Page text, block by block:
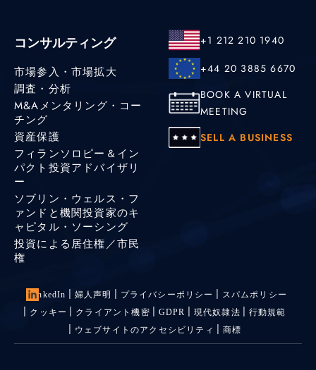
コンサルティング
市場参入・市場拡大
調査・分析
M&Aメンタリング・コー
チング
資産保護
フィランソロピー＆イン
パクト投資アドバイザリ
ー
ソブリン・ウェルス・フ
ァンドと機関投資家のキ
ャピタル・ソーシング
投資による居住権／市民
権
+1 212 210 1940
+44 20 3885 6670
BOOK A VIRTUAL
MEETING
SELL A BUSINESS
LinkedIn 婦人声明 プライバシーポリシー
スパムポリシー
クッキー
クライアント機密 GDPR 現代奴隷法
行動規範
ウェブサイトのアクセシビリティ
商標